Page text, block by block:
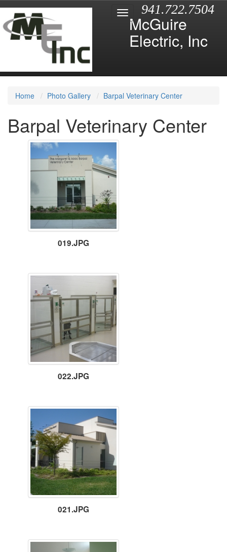
941.722.7504
McGuire
Electric, Inc
Home Photo Gallery Barpal Veterinary Center
Barpal Veterinary Center
019.JPG
022.JPG
021.JPG